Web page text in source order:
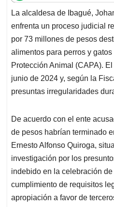
t
s
A
p
p
e
b
o
o
k
k
e
d
I
n
i
l
e
a
d
s
La alcaldesa de Ibagué,
enfrenta un proceso judicial
por 73 millones de pesos
alimentos para perros y
Protección Animal (CAPA).
junio de 2024 y, según la
presuntas irregularidades
De acuerdo con el ente
de pesos habrían terminado
Ernesto Alfonso Quiroga,
investigación por los
indebido en la celebración
cumplimiento de requisitos
apropiación a favor de